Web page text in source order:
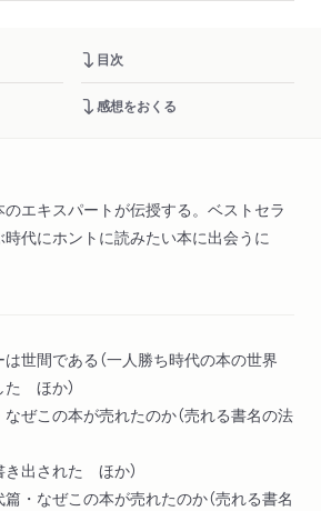
目次
感想をおくる
エキスパートが伝授する。ベストセラ
代にホントに読みたい本に出会うに
世間である（一人勝ち時代の本の世界
た ほか）
ぜこの本が売れたのか（売れる書名の法
出された ほか）
・なぜこの本が売れたのか（売れる書名